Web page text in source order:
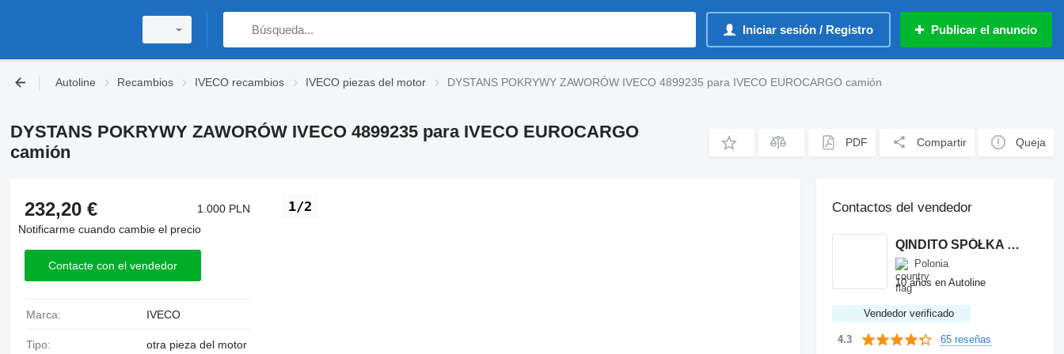
Iniciar sesión / Registro Publicar el anuncio
Autoline Recambios IVECO recambios IVECO piezas del motor DYSTANS POKRYWY ZAWORÓW IVECO 4899235 para IVECO EUROCARGO camión
DYSTANS POKRYWY ZAWORÓW IVECO 4899235 para IVECO EUROCARGO
camión
PDF Compartir Queja
1/2
232,20 €
1.000 PLN
Notificarme cuando cambie el precio
Contacte con el vendedor
Marca: IVECO
Tipo: otra pieza del motor
Contactos del vendedor
QINDITO SPÓŁKA Z OGRANICZONĄ ODPOWIEDZIALNOŚCIĄ
Polonia
10 años en Autoline
Vendedor verificado
4.3 65 reseñas